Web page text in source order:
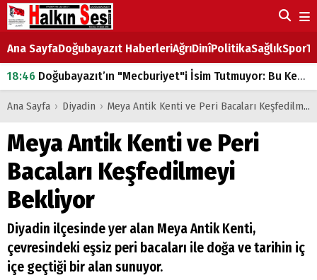
Ana SayfaDoğubayazıt HaberleriAğrıDinîPolitikaSağlıkSpor
18:46 Doğubayazıt’ın "Mecburiyet"i İsim Tutmuyor: Bu Kez de Mem u Zîn Oldu!
07:53Doğubayazıt’ta Ekmek Fiyatlarına Zam
Doğubayazıt'ta çocukların sırtındaki ağır yük
07:00 DEVLET ve HÜKÜMET
18:29ÇARŞI CADDESİ YAZ BOZ TAHTASI
Ana Sayfa › Diyadin › Meya Antik Kenti ve Peri Bacaları Keşfedilmeyi Bekliyor
Meya Antik Kenti ve Peri
Bacaları Keşfedilmeyi
Bekliyor
Diyadin ilçesinde yer alan Meya Antik Kenti,
çevresindeki eşsiz peri bacaları ile doğa ve tarihin iç
içe geçtiği bir alan sunuyor.